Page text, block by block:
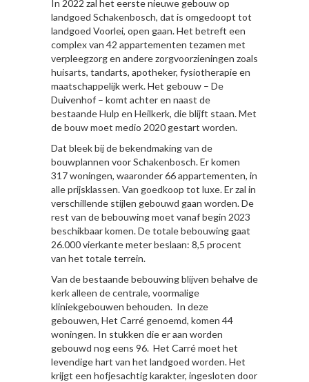
In 2022 zal het eerste nieuwe gebouw op
landgoed Schakenbosch, dat is omgedoopt tot
landgoed Voorlei, open gaan. Het betreft een
complex van 42 appartementen tezamen met
verpleegzorg en andere zorgvoorzieningen zoals
huisarts, tandarts, apotheker, fysiotherapie en
maatschappelijk werk. Het gebouw – De
Duivenhof – komt achter en naast de
bestaande Hulp en Heilkerk, die blijft staan. Met
de bouw moet medio 2020 gestart worden.
Dat bleek bij de bekendmaking van de
bouwplannen voor Schakenbosch. Er komen
317 woningen, waaronder 66 appartementen, in
alle prijsklassen. Van goedkoop tot luxe. Er zal in
verschillende stijlen gebouwd gaan worden. De
rest van de bebouwing moet vanaf begin 2023
beschikbaar komen. De totale bebouwing gaat
26.000 vierkante meter beslaan: 8,5 procent
van het totale terrein.
Van de bestaande bebouwing blijven behalve de
kerk alleen de centrale, voormalige
kliniekgebouwen behouden. In deze
gebouwen, Het Carré genoemd, komen 44
woningen. In stukken die er aan worden
gebouwd nog eens 96. Het Carré moet het
levendige hart van het landgoed worden. Het
krijgt een hofjesachtig karakter, ingesloten door